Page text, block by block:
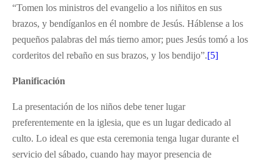
“Tomen los ministros del evangelio a los niñitos en sus
brazos, y bendíganlos en él nombre de Jesús. Háblense a los
pequeños palabras del más tierno amor; pues Jesús tomó a los
corderitos del rebaño en sus brazos, y los bendijo”.[5]
Planificación
La presentación de los niños debe tener lugar
preferentemente en la iglesia, que es un lugar dedicado al
culto. Lo ideal es que esta ceremonia tenga lugar durante el
servicio del sábado, cuando hay mayor presencia de